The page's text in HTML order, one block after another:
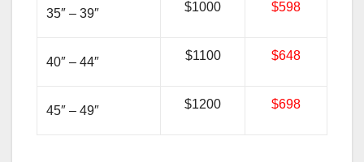
35″ – 39″ $1000 $598
40″ – 44″ $1100 $648
45″ – 49″ $1200 $698